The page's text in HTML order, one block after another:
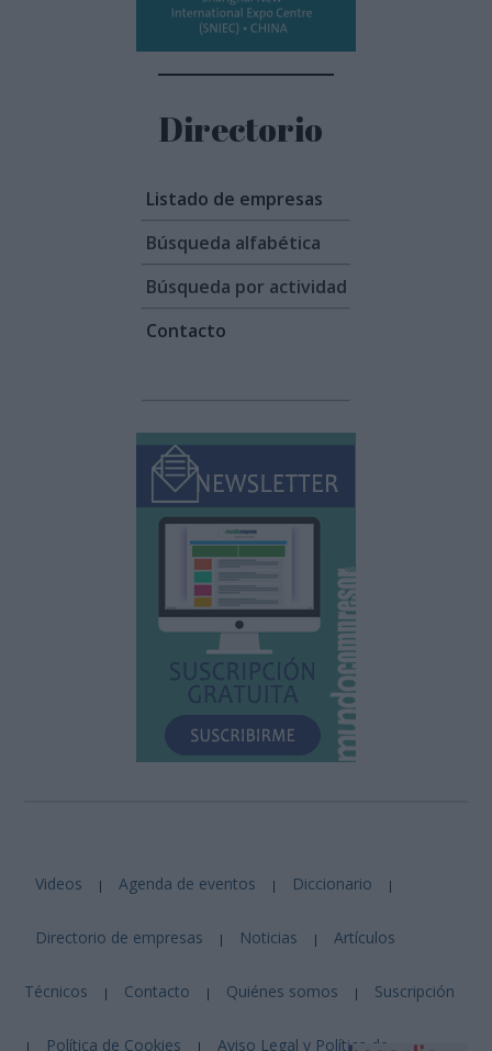
Directorio
Listado de empresas
Búsqueda alfabética
Búsqueda por actividad
Contacto
Videos | Agenda de eventos | Diccionario |
Directorio de empresas | Noticias | Artículos
Técnicos | Contacto | Quiénes somos | Suscripción
| Política de Cookies | Aviso Legal y Política de